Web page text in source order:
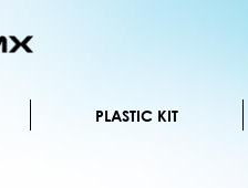
PLASTIC KIT